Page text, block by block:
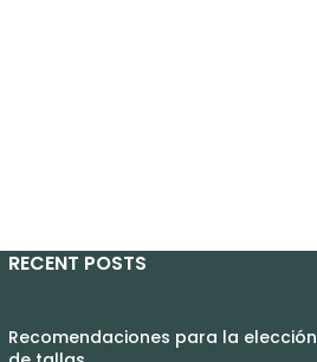
RECENT POSTS
Recomendaciones para la elección